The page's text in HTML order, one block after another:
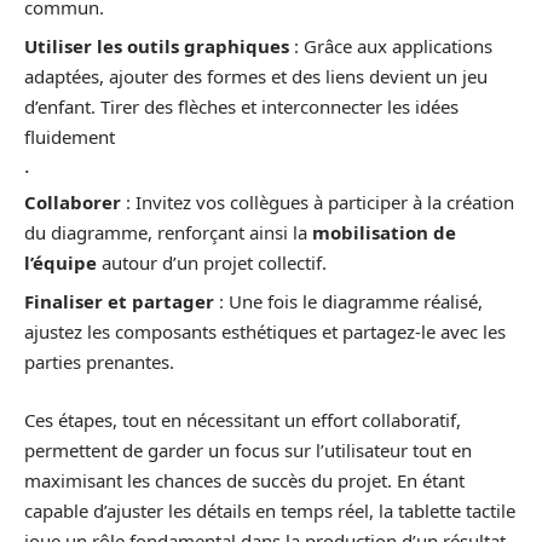
commun.
Utiliser les outils graphiques : Grâce aux applications
adaptées, ajouter des formes et des liens devient un jeu
d’enfant. Tirer des flèches et interconnecter les idées
fluidement
.
Collaborer : Invitez vos collègues à participer à la création
du diagramme, renforçant ainsi la mobilisation de
l’équipe autour d’un projet collectif.
Finaliser et partager : Une fois le diagramme réalisé,
ajustez les composants esthétiques et partagez-le avec les
parties prenantes.
Ces étapes, tout en nécessitant un effort collaboratif,
permettent de garder un focus sur l’utilisateur tout en
maximisant les chances de succès du projet. En étant
capable d’ajuster les détails en temps réel, la tablette tactile